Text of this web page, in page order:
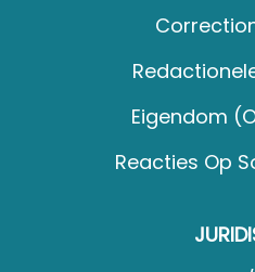
Eigendom
Reacties Op